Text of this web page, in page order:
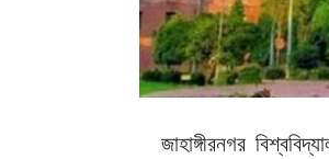
জাহাঙ্গীরনগর